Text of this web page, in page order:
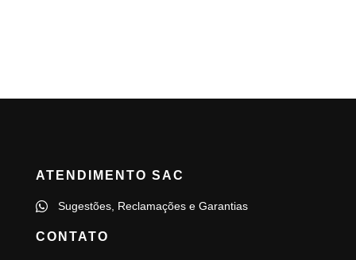
ATENDIMENTO SAC
Sugestões, Reclamações e Garantias
CONTATO